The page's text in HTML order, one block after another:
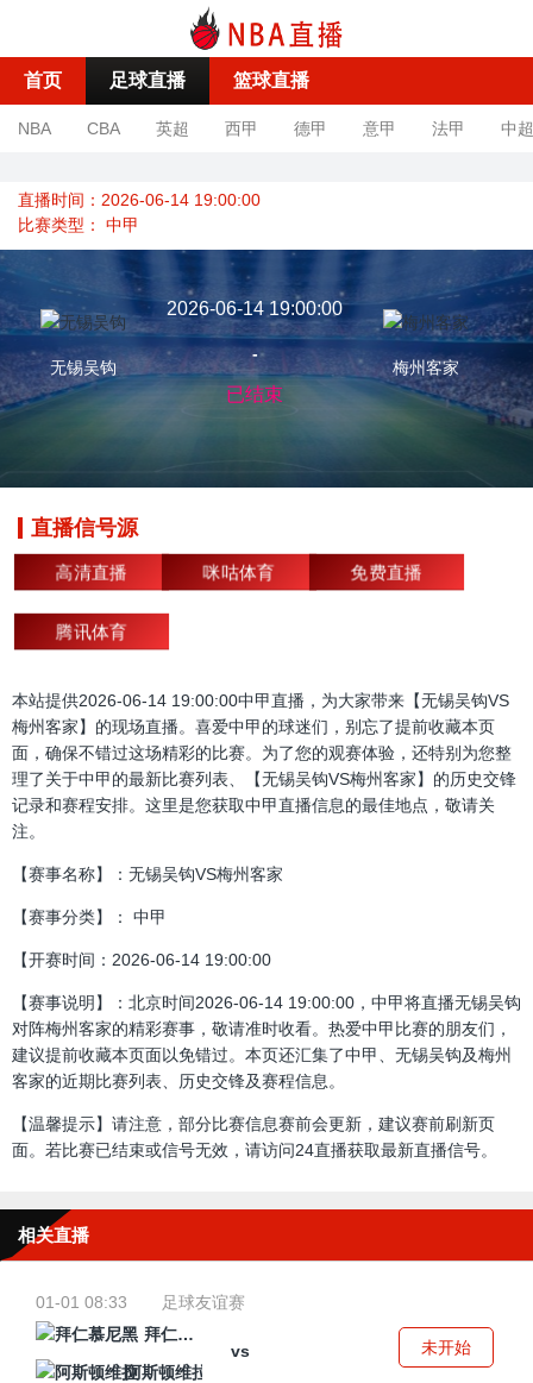
首页 足球直播 篮球直播
NBA CBA 英超 西甲 德甲 意甲 法甲 中超
直播时间：2026-06-14 19:00:00
比赛类型： 中甲
无锡吴钩
2026-06-14 19:00:00
-
已结束
梅州客家
直播信号源
高清直播 咪咕体育 免费直播
腾讯体育
本站提供2026-06-14 19:00:00中甲直播，为大家带来【无锡吴钩VS
梅州客家】的现场直播。喜爱中甲的球迷们，别忘了提前收藏本页
面，确保不错过这场精彩的比赛。为了您的观赛体验，还特别为您整
理了关于中甲的最新比赛列表、【无锡吴钩VS梅州客家】的历史交锋
记录和赛程安排。这里是您获取中甲直播信息的最佳地点，敬请关
注。
【赛事名称】：无锡吴钩VS梅州客家
【赛事分类】： 中甲
【开赛时间：2026-06-14 19:00:00
【赛事说明】：北京时间2026-06-14 19:00:00，中甲将直播无锡吴钩
对阵梅州客家的精彩赛事，敬请准时收看。热爱中甲比赛的朋友们，
建议提前收藏本页面以免错过。本页还汇集了中甲、无锡吴钩及梅州
客家的近期比赛列表、历史交锋及赛程信息。
【温馨提示】请注意，部分比赛信息赛前会更新，建议赛前刷新页
面。若比赛已结束或信号无效，请访问24直播获取最新直播信号。
相关直播
01-01 08:33
足球友谊赛
拜仁慕尼黑
vs
阿斯顿维拉
未开始